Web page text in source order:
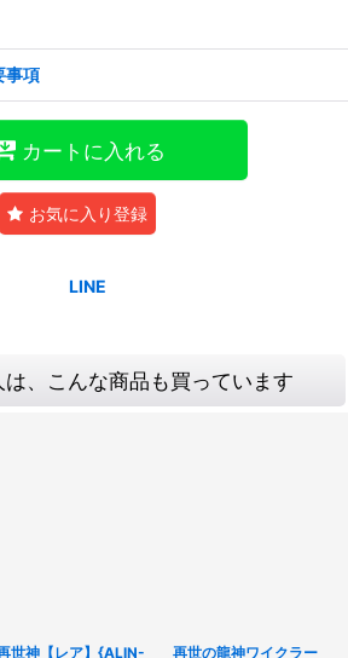
事項
カートに入れる
お気に入り登録
、こんな商品も買っています
世神【レア】{ALIN- 再世の龍神ワイクラー